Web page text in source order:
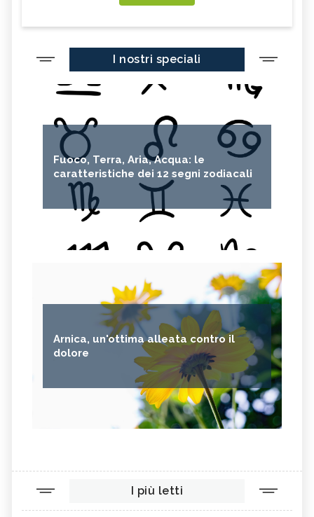
I nostri speciali
Fuoco, Terra, Aria, Acqua: le
caratteristiche dei 12 segni zodiacali
Arnica, un'ottima alleata contro il
dolore
I più letti